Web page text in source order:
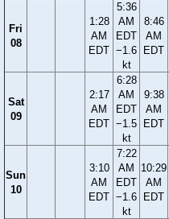
Fri
08
1:28
AM
EDT
5:36
AM
EDT
−1.6
kt
8:46
AM
EDT
Sat
09
2:17
AM
EDT
6:28
AM
EDT
−1.5
kt
9:38
AM
EDT
Sun
10
3:10
AM
EDT
7:22
AM
EDT
−1.6
kt
10:29
AM
EDT